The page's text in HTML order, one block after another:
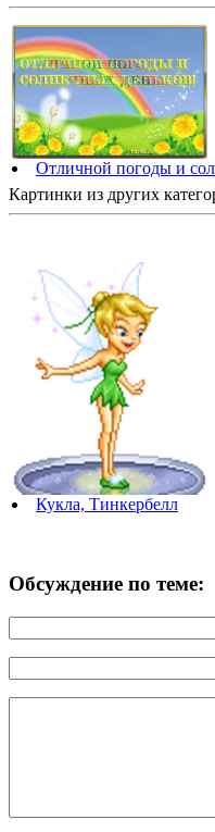
Отличной погоды и
Картинки из других
Кукла, Тинкербелл
Обсуждение по теме: